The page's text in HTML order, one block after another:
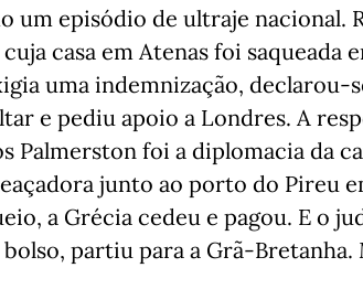
um episódio de ultraje nacional.
casa em Atenas foi saqueada
uma indemnização, declarou-
e pediu apoio a Londres. A
Palmerston foi a diplomacia da
junto ao porto do Pireu
a Grécia cedeu e pagou. E o
partiu para a Grã-